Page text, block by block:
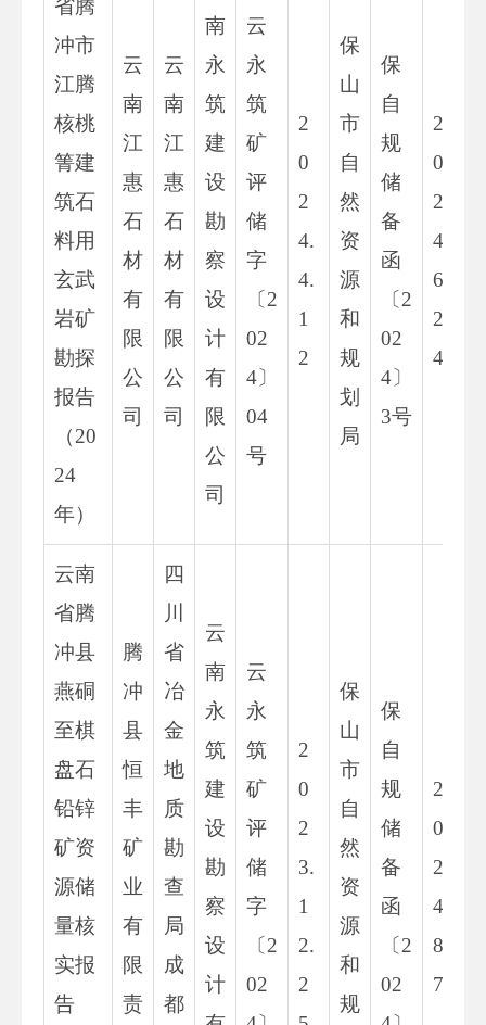
省腾
冲市
江腾
核桃
箐建
筑石
料用
玄武
岩矿
勘探
报告
（20
24
年）
云
南
江
惠
石
材
有
限
公
司
云
南
江
惠
石
材
有
限
公
司
南
永
筑
建
设
勘
察
设
计
有
限
公
司
云
永
筑
矿
评
储
字
〔2
02
4〕
04
号
2
0
2
4.
4.
1
2
保
山
市
自
然
资
源
和
规
划
局
保
自
规
储
备
函
〔2
02
4〕
3号
2
0
2
4.
6.
2
4
云南
省腾
冲县
燕硐
至棋
盘石
铅锌
矿资
源储
量核
实报
告
腾
冲
县
恒
丰
矿
业
有
限
责
四
川
省
冶
金
地
质
勘
查
局
成
都
云
南
永
筑
建
设
勘
察
设
计
云
永
筑
矿
评
储
字
〔2
02
2
0
2
3.
1
2.
2
保
山
市
自
然
资
源
和
规
保
自
规
储
备
函
〔2
02
2
0
2
4.
8.
7